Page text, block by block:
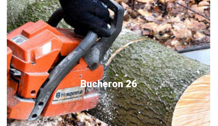
Bucheron 26